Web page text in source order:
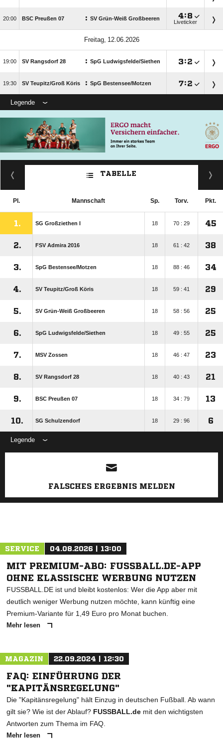
 BSC Preußen 07 : SV Grün-Weiß Großbeeren :
Liveticker
 
 SV Rangsdorf 28 : SpG Ludwigsfelde/​Siethen :
 SV Teupitz/​Groß Köris : SpG Bestensee/​Motzen :
Legende
TABELLE
Pl. Mannschaft Sp. Torv. Pkt.
1. SG Großziethen I 18 70 : 29 45
2. FSV Admira 2016 18 61 : 42 38
3. SpG Bestensee/​Motzen 18 88 : 46 34
4. SV Teupitz/​Groß Köris 18 59 : 41 29
5. SV Grün-Weiß Großbeeren 18 58 : 56 25
6. SpG Ludwigsfelde/​Siethen 18 49 : 55 25
7. MSV Zossen 18 46 : 47 23
8. SV Rangsdorf 28 18 40 : 43 21
9. BSC Preußen 07 18 34 : 79 13
10. SG Schulzendorf 18 29 : 96 6
Legende
ANZEIGE
FALSCHES ERGEBNIS MELDEN
SERVICE 04.08.2026 | 13:00
MIT PREMIUM-ABO: FUSSBALL.DE-APP
OHNE KLASSISCHE WERBUNG NUTZEN
FUSSBALL.DE ist und bleibt kostenlos: Wer die App aber mit
deutlich weniger Werbung nutzen möchte, kann künftig eine
Premium-Variante für 1,49 Euro pro Monat buchen.
Mehr lesen
MAGAZIN 22.09.2024 | 12:30
FAQ: EINFÜHRUNG DER
"KAPITÄNSREGELUNG"
Die "Kapitänsregelung" hält Einzug in deutschen Fußball. Ab wann
gilt sie? Wie ist der Ablauf? FUSSBALL.de mit den wichtigsten
Antworten zum Thema im FAQ.
Mehr lesen